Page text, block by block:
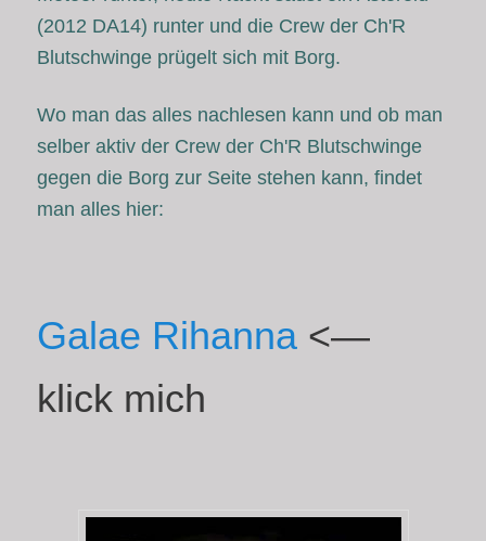
(2012 DA14) runter und die Crew der Ch'R
Blutschwinge prügelt sich mit Borg.
Wo man das alles nachlesen kann und ob man
selber aktiv der Crew der Ch'R Blutschwinge
gegen die Borg zur Seite stehen kann, findet
man alles hier:
Galae Rihanna <—
klick mich